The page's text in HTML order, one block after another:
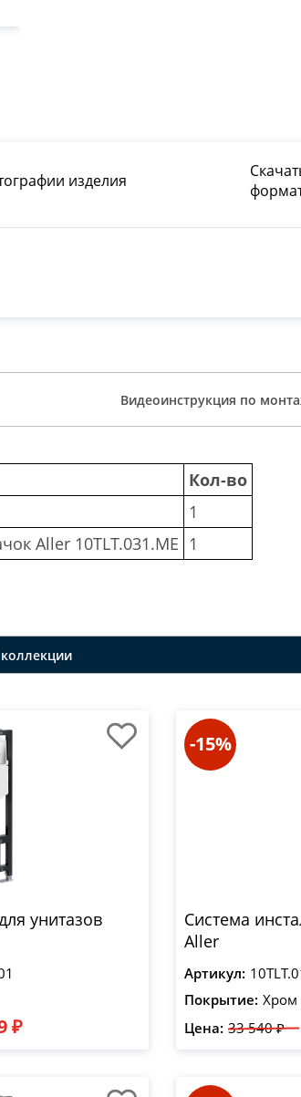
изделия
Видеоинструкция по
Aller 10TLT.031.ME
Кол-во
1
1
унитазов
₽
-15%
Система
Aller
Артикул:
Покрытие: Хром
Цена: 33 540 ₽